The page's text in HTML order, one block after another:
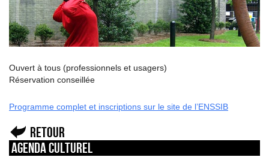
Ouvert à tous (professionnels et usagers)
Réservation conseillée
Programme complet et inscriptions sur le site de l’ENSSIB
Retour
Agenda culturel